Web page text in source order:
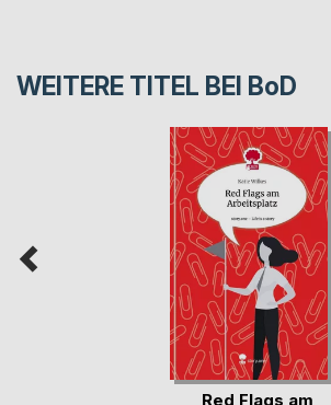
WEITERE TITEL BEI BoD
Red Flags am